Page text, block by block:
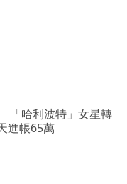
「哈利波特」女星轉
進帳65萬